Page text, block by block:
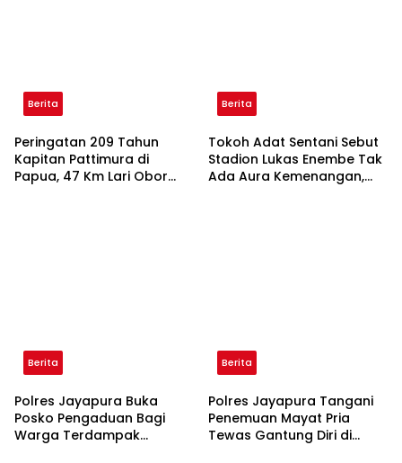
Berita
Peringatan 209 Tahun
Kapitan Pattimura di
Papua, 47 Km Lari Obor
Berita
Tokoh Adat Sentani Sebut
Stadion Lukas Enembe Tak
Ada Aura Kemenangan,
Berita
Polres Jayapura Buka
Posko Pengaduan Bagi
Warga Terdampak
Berita
Polres Jayapura Tangani
Penemuan Mayat Pria
Tewas Gantung Diri di